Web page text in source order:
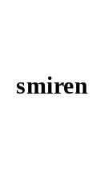
smiren